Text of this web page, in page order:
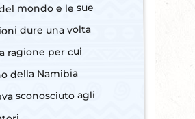
mondo e le sue
dure una volta
ragione per cui
della Namibia
sconosciuto agli